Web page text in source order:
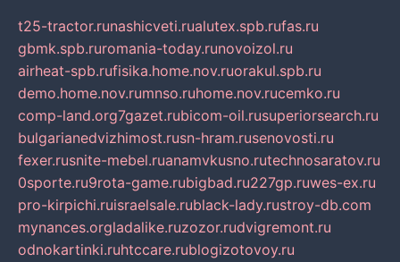
t25-tractor.runashicveti.rualutex.spb.rufas.ru
gbmk.spb.ruromania-today.runovoizol.ru
airheat-spb.rufisika.home.nov.ruorakul.spb.ru
demo.home.nov.rumnso.ruhome.nov.rucemko.ru
comp-land.org7gazet.rubicom-oil.rusuperiorsearch.ru
bulgarianedvizhimost.rusn-hram.rusenovosti.ru
fexer.rusnite-mebel.ruanamvkusno.rutechnosaratov.ru
0sporte.ru9rota-game.rubigbad.ru227gp.ruwes-ex.ru
pro-kirpichi.ruisraelsale.rublack-lady.rustroy-db.com
mynances.orgladalike.ruzozor.rudvigremont.ru
odnokartinki.ruhtccare.rublogizotovoy.ru